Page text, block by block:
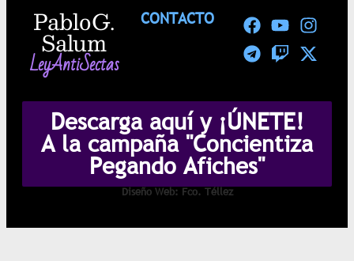
CONTACTO
Pablo G.
Salum
LeyAntiSectas
Descarga aquí y ¡ÚNETE!
A la campaña "Concientiza
Pegando Afiches"
Diseño Web: Fco. Téllez